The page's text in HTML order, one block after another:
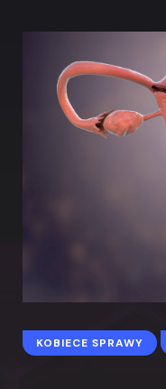
KOBIECE SPRAWY